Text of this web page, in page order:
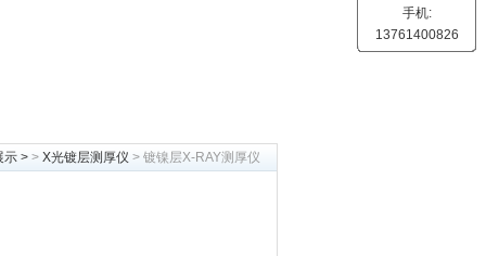
示 > > X光镀层测厚仪 > 镀镍层X-RAY测厚仪
手机:
13761400826